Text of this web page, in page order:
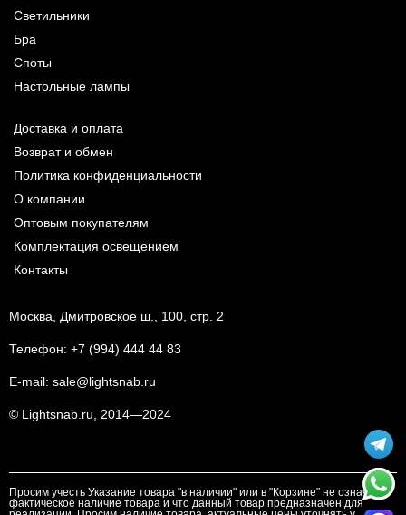
Светильники
Бра
Споты
Настольные лампы
Доставка и оплата
Возврат и обмен
Политика конфиденциальности
О компании
Оптовым покупателям
Комплектация освещением
Контакты
Москва, Дмитровское ш., 100, стр. 2
Телефон: +7 (994) 444 44 83
E-mail: sale@lightsnab.ru
© Lightsnab.ru, 2014—2024
Просим учесть Указание товара "в наличии" или в "Корзине" не означает
фактическое наличие товара и что данный товар предназначен для